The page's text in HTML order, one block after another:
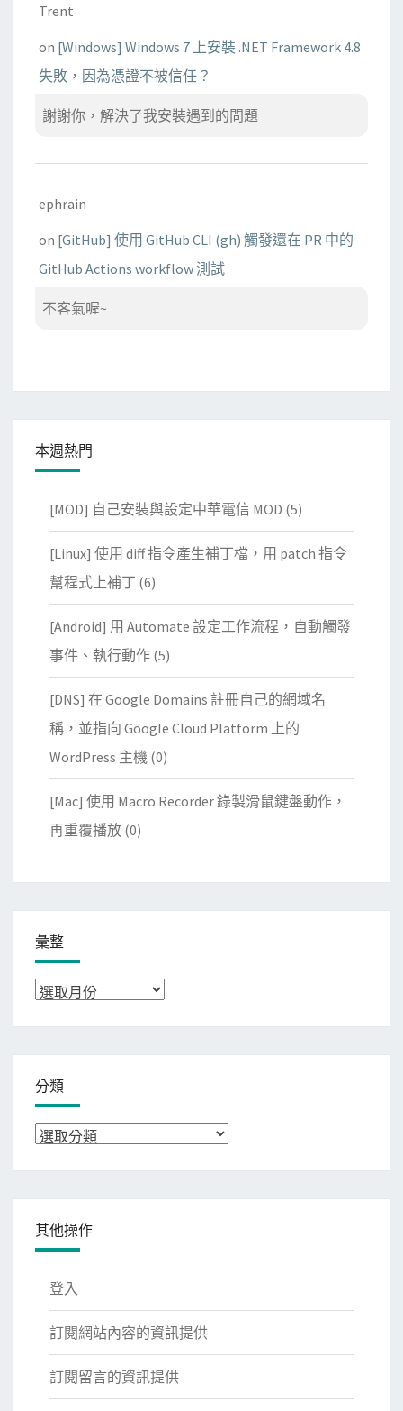
Trent
on [Windows] Windows 7 上安裝 .NET Framework 4.8
失敗，因為憑證不被信任？
謝謝你，解決了我安裝遇到的問題
ephrain
on [GitHub] 使用 GitHub CLI (gh) 觸發還在 PR 中的
GitHub Actions workflow 測試
不客氣喔~
本週熱門
[MOD] 自己安裝與設定中華電信 MOD (5)
[Linux] 使用 diff 指令產生補丁檔，用 patch 指令
幫程式上補丁 (6)
[Android] 用 Automate 設定工作流程，自動觸發
事件、執行動作 (5)
[DNS] 在 Google Domains 註冊自己的網域名
稱，並指向 Google Cloud Platform 上的
WordPress 主機 (0)
[Mac] 使用 Macro Recorder 錄製滑鼠鍵盤動作，
再重覆播放 (0)
彙整
彙
分類
分
其他操作
登入
訂閱網站內容的資訊提供
訂閱留言的資訊提供